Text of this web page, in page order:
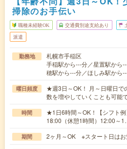
掃除のお手伝い
職種未経験OK 交通費別途支給あり
派遣
勤務地
札幌市手稲区
手稲駅から---分／星置駅から
穂駅から---分／ほしみ駅から
曜日頻度
★週3日～OK！ 月～日曜日で
数を増やしていくことも可能
時間
★1日6時間～OK！【シフト
18:00（休憩1時間）12:00～
期間 2ヶ月～OK ※スタート日はお